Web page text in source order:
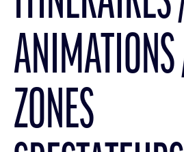
ANIMATIONS
ZONES